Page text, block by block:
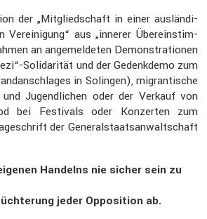
der „Mitglied­schaft in einer auslän­di­
Verei­ni­gung“ aus „innerer Überein­stim­
an angemel­deten Demons­tra­tionen
Solidarität und der Gedenk­demo zum
in Solingen), migran­ti­sche
Jugend­li­chen oder der Verkauf von
bei Festi­vals oder Konzerten zum
der General­staats­an­walt­schaft
Handelns nie sicher sein zu
jeder Opposi­tion ab.